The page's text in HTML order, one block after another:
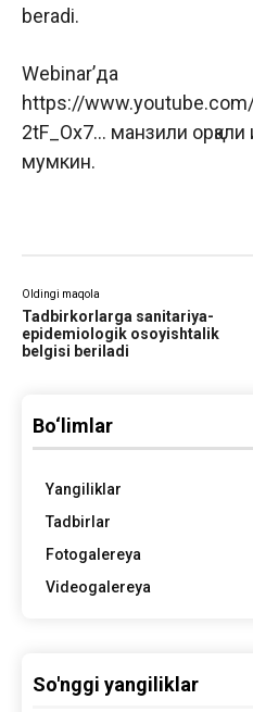
beradi.
Webinar’да
https://
2tF_Ox7… манзили
мумкин.
Oldingi maqola
Tadbirkorlarga sanitariya-
epidemiologik osoyishtalik
belgisi beriladi
Bo‘limlar
Yangiliklar
Tadbirlar
Fotogalereya
Videogalereya
So'nggi yangiliklar